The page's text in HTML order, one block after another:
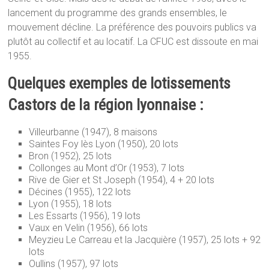
lancement du programme des grands ensembles, le
mouvement décline. La préférence des pouvoirs publics va
plutôt au collectif et au locatif. La CFUC est dissoute en mai
1955.
Quelques exemples de lotissements
Castors de la région lyonnaise :
Villeurbanne (1947), 8 maisons
Saintes Foy lès Lyon (1950), 20 lots
Bron (1952), 25 lots
Collonges au Mont d’Or (1953), 7 lots
Rive de Gier et St Joseph (1954), 4 + 20 lots
Décines (1955), 122 lots
Lyon (1955), 18 lots
Les Essarts (1956), 19 lots
Vaux en Velin (1956), 66 lots
Meyzieu Le Carreau et la Jacquière (1957), 25 lots + 92
lots
Oullins (1957), 97 lots